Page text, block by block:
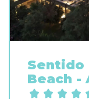
Sentido
Beach -